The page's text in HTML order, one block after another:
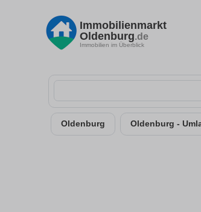
Immobilienmarkt
Oldenburg.de
Immobilien im Überblick
Oldenburg Oldenburg -